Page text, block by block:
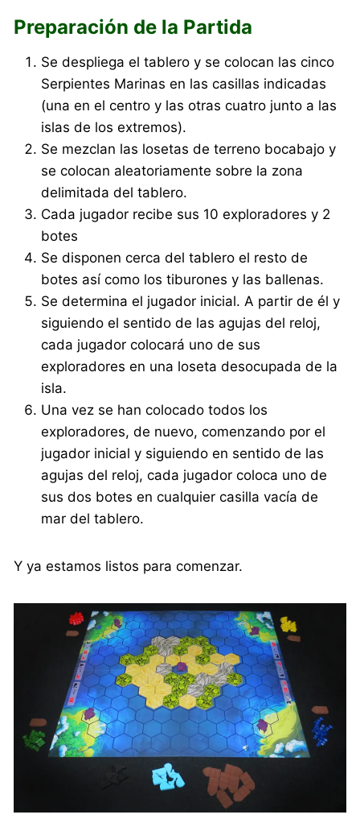
Preparación de la Partida
Se despliega el tablero y se colocan las cinco
Serpientes Marinas en las casillas indicadas
(una en el centro y las otras cuatro junto a las
islas de los extremos).
Se mezclan las losetas de terreno bocabajo y
se colocan aleatoriamente sobre la zona
delimitada del tablero.
Cada jugador recibe sus 10 exploradores y 2
botes
Se disponen cerca del tablero el resto de
botes así como los tiburones y las ballenas.
Se determina el jugador inicial. A partir de él y
siguiendo el sentido de las agujas del reloj,
cada jugador colocará uno de sus
exploradores en una loseta desocupada de la
isla.
Una vez se han colocado todos los
exploradores, de nuevo, comenzando por el
jugador inicial y siguiendo en sentido de las
agujas del reloj, cada jugador coloca uno de
sus dos botes en cualquier casilla vacía de
mar del tablero.
Y ya estamos listos para comenzar.